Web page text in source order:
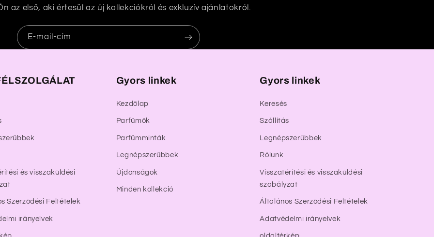
az első, aki értesül az új kollekciókról és exkluzív ajánlatokról.
E-mail-cím
és visszaküldési
Szerződési Feltételek
irányelvek
Gyors linkek
Kezdőlap
Parfümök
Parfümminták
Legnépszerűbbek
Újdonságok
Minden kollekció
Gyors linkek
Keresés
Szállítás
Legnépszerűbbek
Rólunk
Visszatérítési és visszaküldési
szabályzat
Általános Szerződési Feltételek
Adatvédelmi irányelvek